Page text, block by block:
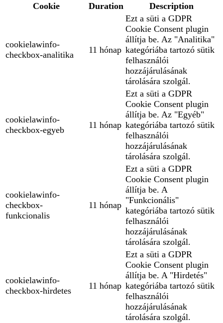
Cookie
Duration Description
cookielawinfo-
checkbox-analitika
11 hónap
Ezt a süti a GDPR
Cookie Consent plugin
állítja be. Az "Analitika"
kategóriába tartozó sütik
felhasználói
hozzájárulásának
tárolására szolgál.
cookielawinfo-
checkbox-egyeb
11 hónap
Ezt a süti a GDPR
Cookie Consent plugin
állítja be. Az "Egyéb"
kategóriába tartozó sütik
felhasználói
hozzájárulásának
tárolására szolgál.
cookielawinfo-
checkbox-
funkcionalis
11 hónap
Ezt a süti a GDPR
Cookie Consent plugin
állítja be. A
"Funkcionális"
kategóriába tartozó sütik
felhasználói
hozzájárulásának
tárolására szolgál.
cookielawinfo-
checkbox-hirdetes
11 hónap
Ezt a süti a GDPR
Cookie Consent plugin
állítja be. A "Hirdetés"
kategóriába tartozó sütik
felhasználói
hozzájárulásának
tárolására szolgál.